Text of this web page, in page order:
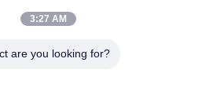
3:27 AM
are you looking for?